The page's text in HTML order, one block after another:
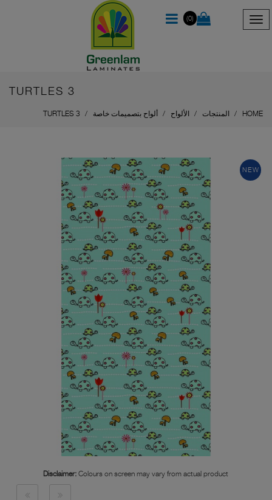
(0)
TURTLES 3
HOME المنتجات الألواح ألواح بتصميمات خاصة TURTLES 3
NEW
Disclaimer: Colours on screen may vary from actual product